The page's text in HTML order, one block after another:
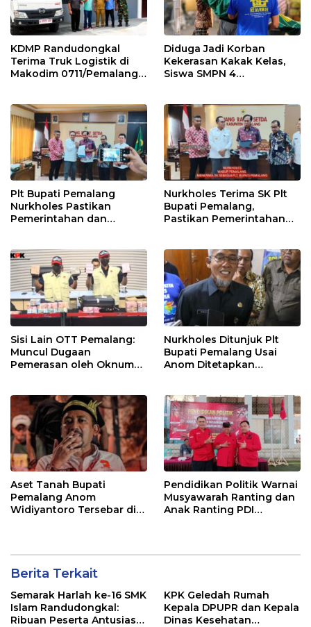
KDMP Randudongkal
Terima Truk Logistik di
Makodim 0711/Pemalang
Diduga Jadi Korban
Kekerasan Kakak Kelas,
Siswa SMPN 4
Plt Bupati Pemalang
Nurkholes Pastikan
Pemerintahan dan
Nurkholes Terima SK Plt
Bupati Pemalang,
Pastikan Pemerintahan
Sisi Lain OTT Pemalang:
Muncul Dugaan
Pemerasan oleh Oknum
Nurkholes Ditunjuk Plt
Bupati Pemalang Usai
Anom Ditetapkan
Aset Tanah Bupati
Pemalang Anom
Widiyantoro Tersebar di
Pendidikan Politik Warnai
Musyawarah Ranting dan
Anak Ranting PDI
Berita Terkait
Semarak Harlah ke-16 SMK
Islam Randudongkal:
Ribuan Peserta Antusias
KPK Geledah Rumah
Kepala DPUPR dan Kepala
Dinas Kesehatan